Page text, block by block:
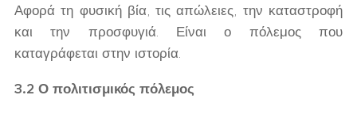
Αφορά τη φυσική βία, τις απώλειες, την καταστροφή
και την προσφυγιά. Είναι ο πόλεμος που
καταγράφεται στην ιστορία.
3.2 Ο πολιτισμικός πόλεμος